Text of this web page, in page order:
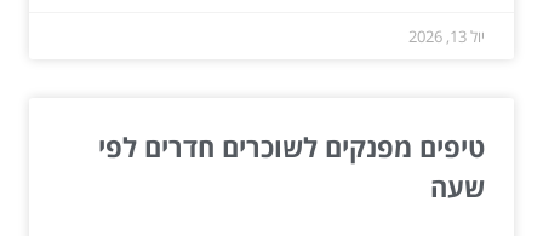
יול 13, 2026
טיפים מפנקים לשוכרים חדרים לפי
שעה